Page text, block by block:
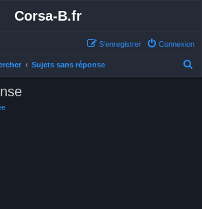
Corsa-B.fr
Connexion
S’enregistrer
Sujets sans réponse